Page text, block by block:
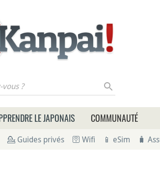
LE JAPONAIS COMMUNAUTÉ
💁 Guides privés 🛜 Wifi 📱 eSim 🧳